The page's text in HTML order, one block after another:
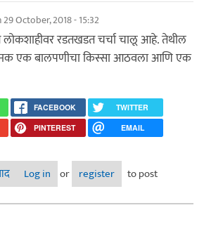
October, 2018 - 15:32
लोकशाहीवर रडतखडत चर्चा चालू आहे. तेथील
एक बालपणीचा किस्सा आठवला आणि एक
FACEBOOK
TWITTER
PINTEREST EMAIL
प्रत्येक मताची किंमत एकसमान असणे चूक की
बरोबर !
Log in or register
to post